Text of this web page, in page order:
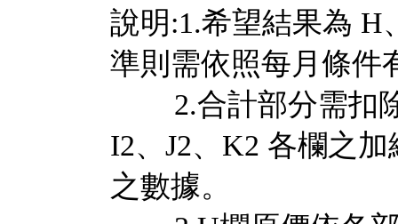
說明:1.希望結果為
準則需依照每月
2.合計部分需扣除
I2、J2、K2 各欄之
之數據。